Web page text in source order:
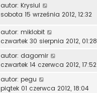
autor: Krysiul
sobota 15 września 2012, 12:32
autor: miklobit
czwartek 30 sierpnia 2012, 01:28
autor: dagomir
czwartek 14 czerwca 2012, 17:52
autor: pegu
piątek 01 czerwca 2012, 18:04